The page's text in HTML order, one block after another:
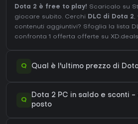
Dota 2 è free to play! Scaricalo su
giocare subito. Cerchi DLC di Dota 2,
contenuti aggiuntivi? Sfoglia la lista
confronta 1 offerta offerte su
Q Qual è l'ultimo prezzo di
Q
Dota 2 PC in saldo e sconti -
posto